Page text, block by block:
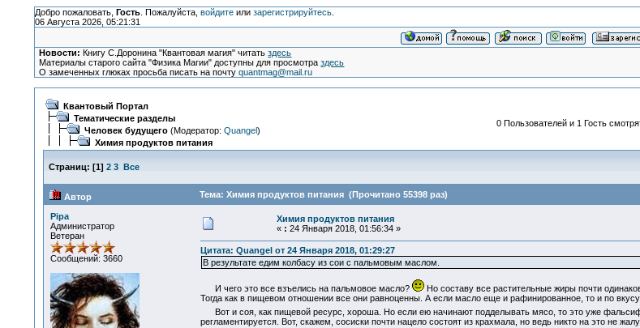
Добро пожаловать, Гость. Пожалуйста, войдитеили зарегистрируйтесь.
06 Августа 2026, 05:21:31
Новости: Книгу С.Доронина "Квантовая магия" читатьздесь
Материалы старого сайта "Физика Магии" доступны для просмотраздесь
О замеченных глюках просьба писать на почтуquantmag@mail.ru
Квантовый Портал
Тематические разделы
Человек будущего(Модератор: Quangel)
Химия продуктов питания
0 Пользователей и 1 Гость
Страниц: [1] 2 3 Все
Автор Тема: Химия продуктов питания (Прочитано 55398 раз)
Pipa
Администратор
Ветеран
Сообщений: 3660
Химия продуктов питания
« : 24 Января 2018, 01:56:34 »
Цитата: Quangel от 24 Января 2018, 01:29:27
В результате едим колбасу из сои с пальмовым маслом.
И чего это все взъелись на пальмовое масло?
Но составу все растительные жиры почти
Тогда как в пищевом отношении все они равноценны. А если масло еще и рафинированное, то и по вкусу-
Вот и соя, как пищевой ресурс, хороша. Но если ею начинают подделывать мясо, то это уже
регламентируется. Вот, скажем, сосиски почти нацело состоят из крахмала, но ведь никто на это не